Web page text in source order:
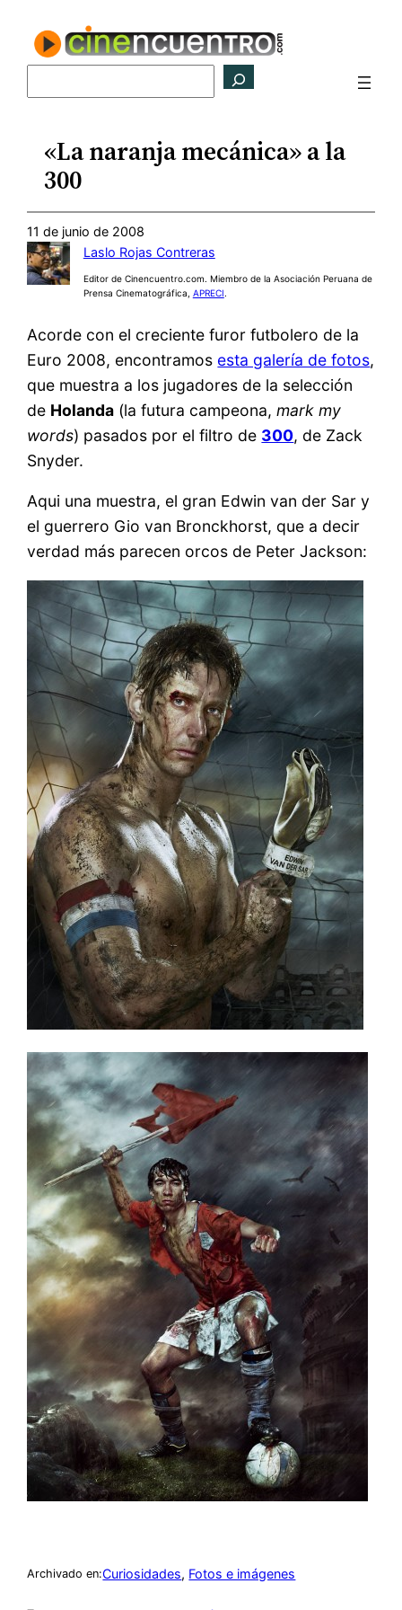
contenido
«La naranja mecánica» a la
300
11 de junio de 2008
Laslo Rojas Contreras
Editor de Cinencuentro.com. Miembro de la Asociación Peruana de
Prensa Cinematográfica, APRECI.
Acorde con el creciente furor futbolero de la
Euro 2008, encontramos esta galería de fotos,
que muestra a los jugadores de la selección
de Holanda (la futura campeona,mark my
words) pasados por el filtro de 300, de Zack
Snyder.
Aqui una muestra, el gran Edwin van der Sar y
el guerrero Gio van Bronckhorst, que a decir
verdad más parecen orcos de Peter Jackson:
Archivado en:Curiosidades, Fotos e imágenes